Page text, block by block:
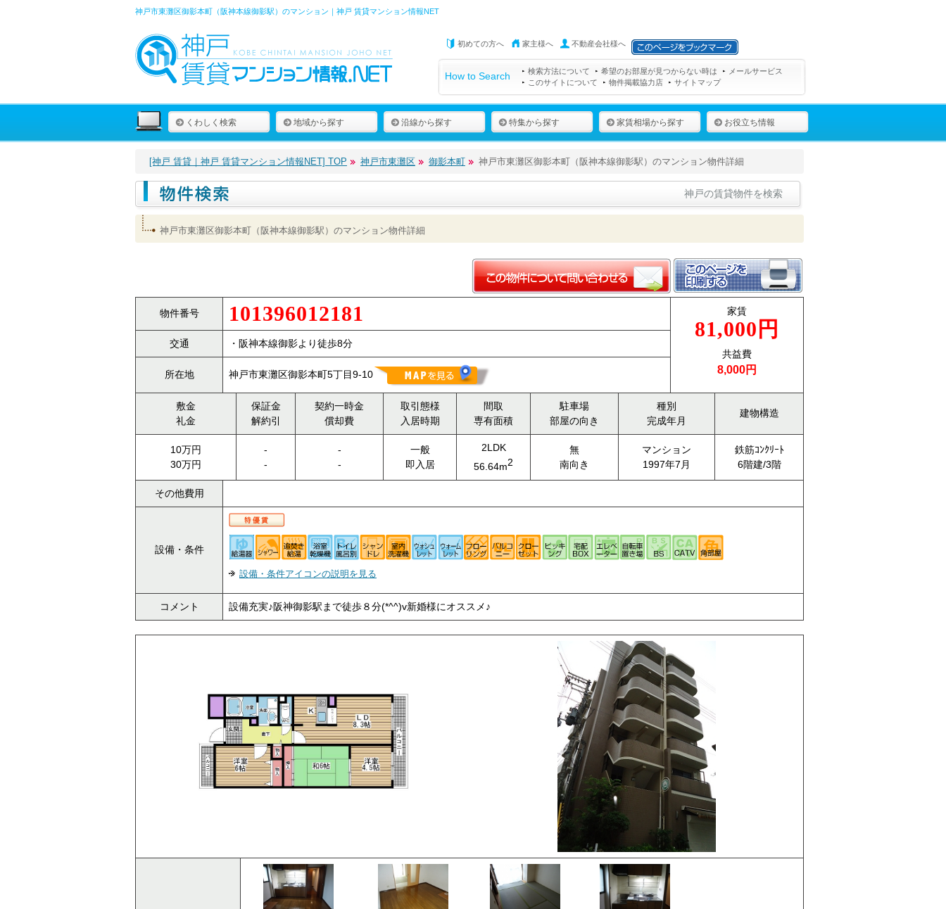
神戸市東灘区御影本町（阪神本線御影駅）のマンション｜神戸 賃貸マンション情報NET
初めての方へ 家主様へ 不動産会社様へ
How to Search 検索方法について 希望のお部屋が見つからない時は
メールサービス
このサイトについて
物件掲載協力店 サイトマップ
くわしく検索 地域から探す 沿線から探す 特集から探す 家賃相場から探す お役立ち情報
[神戸 賃貸｜神戸 賃貸マンション情報NET] TOP 神戸市東灘区 御影本町 神戸市東灘区御影本町（阪神本線御影駅）のマンション物件詳細
神戸の賃貸物件を検索
神戸市東灘区御影本町（阪神本線御影駅）のマンション物件詳細
物件番号 101396012181 家賃
81,000円
共益費
8,000円
交通 ・阪神本線御影より徒歩8分
所在地 神戸市東灘区御影本町5丁目9-10
敷金
礼金
保証金
解約引
契約一時金
償却費
取引態様
入居時期
間取
専有面積
駐車場
部屋の向き
種別
完成年月
建物構造
10万円
30万円
-
-
-
-
一般
即入居
2LDK
56.64m2
無
南向き
マンション
1997年7月
鉄筋ｺﾝｸﾘｰﾄ
6階建/3階
その他費用
設備・条件
設備・条件アイコンの説明を見る
コメント 設備充実♪阪神御影駅まで徒歩８分(*^^)v新婚様にオススメ♪